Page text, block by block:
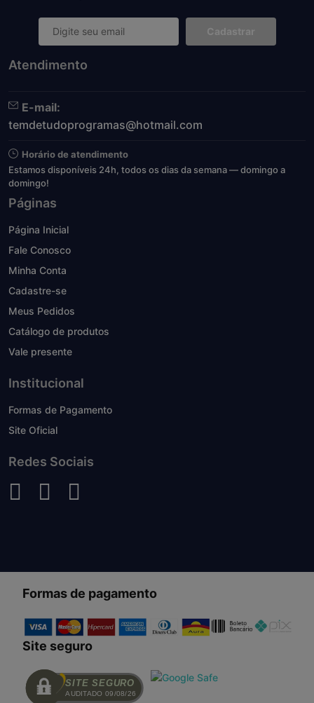
Cadastrar
Atendimento
E-mail:
temdetudoprogramas@hotmail.com
Horário de atendimento
Estamos disponíveis 24h, todos os dias da semana — domingo a
domingo!
Páginas
Página Inicial
Fale Conosco
Minha Conta
Cadastre-se
Meus Pedidos
Catálogo de produtos
Vale presente
Institucional
Formas de Pagamento
Site Oficial
Redes Sociais
Formas de pagamento
Site seguro
SITE SEGURO
AUDITADO 09/08/26